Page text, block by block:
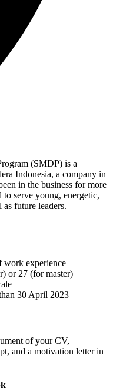
(SMDP) is a
Indonesia, a company in
in the business for more
serve young, energetic,
future leaders.
work experience
or 27 (for master)
30 April 2023
of your CV,
and a motivation letter in